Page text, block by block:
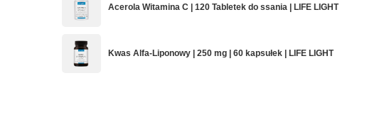
Acerola Witamina C | 120 Tabletek do ssania | LIFE LIGHT
Kwas Alfa-Liponowy | 250 mg | 60 kapsułek | LIFE LIGHT